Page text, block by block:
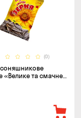
(0)
соняшникове
«Велике та смачне